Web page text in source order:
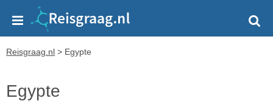
Reisgraag.nl > Egypte
Egypte